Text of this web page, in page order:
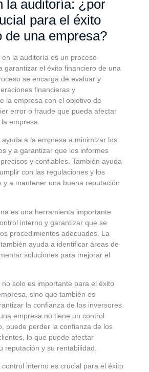
la auditoría: ¿por
para el éxito
de una empresa?
la auditoría es un proceso
garantizar el éxito financiero de una
se encarga de evaluar y
financieras y
la empresa con el objetivo de
error o fraude que pueda afectar
empresa.
a la empresa a minimizar los
y a garantizar que los informes
y confiables. También ayuda
con las regulaciones y los
y a mantener una buena reputación
es una herramienta importante
interno y garantizar que se
procedimientos adecuados. La
ayuda a identificar áreas de
soluciones para mejorar el
solo es importante para el éxito
sino que también es
la confianza de los inversores
empresa no tiene un control
puede perder la confianza de los
lo que puede afectar
reputación y su rentabilidad.
control interno es crucial para el éxito